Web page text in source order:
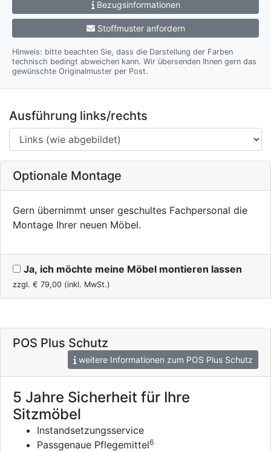
Bezugsinformationen
Stoffmuster anfordern
Hinweis: bitte beachten Sie, dass die Darstellung der Farben
technisch bedingt abweichen kann. Wir übersenden Ihnen gern das
gewünschte Originalmuster per Post.
Ausführung links/rechts
Optionale Montage
Gern übernimmt unser geschultes Fachpersonal die
Montage Ihrer neuen Möbel.
Ja, ich möchte meine Möbel montieren lassen
zzgl. € 79,00 (inkl. MwSt.)
POS Plus Schutz
weitere Informationen zum POS Plus Schutz
5 Jahre Sicherheit für Ihre
Sitzmöbel
Instandsetzungsservice
Passgenaue Pflegemittel6